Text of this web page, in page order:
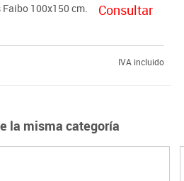
100x150 cm.
Consultar
IVA incluido
la misma categoría